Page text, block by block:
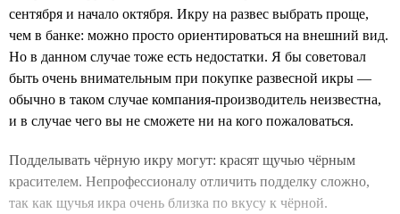
сентября и начало октября. Икру на развес выбрать проще,
чем в банке: можно просто ориентироваться на внешний вид.
Но в данном случае тоже есть недостатки. Я бы советовал
быть очень внимательным при покупке развесной икры —
обычно в таком случае компания-производитель неизвестна,
и в случае чего вы не сможете ни на кого пожаловаться.
Подделывать чёрную икру могут: красят щучью чёрным
красителем. Непрофессионалу отличить подделку сложно,
так как щучья икра очень близка по вкусу к чёрной.